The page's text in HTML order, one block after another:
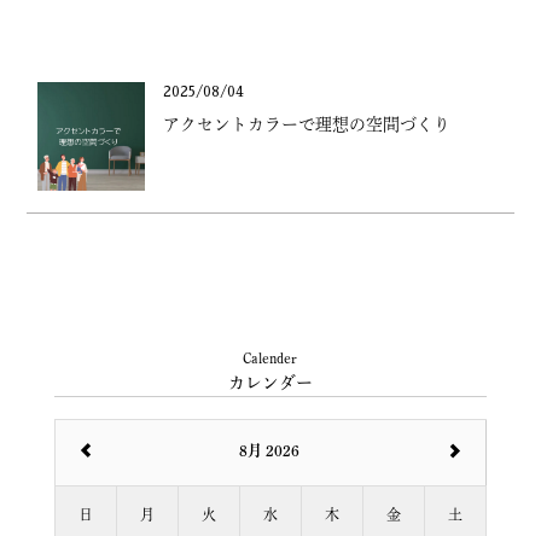
2025/08/04
アクセントカラーで理想の空間づくり
Calender
カレンダー
8月 2026
日 月 火 水 木 金 土